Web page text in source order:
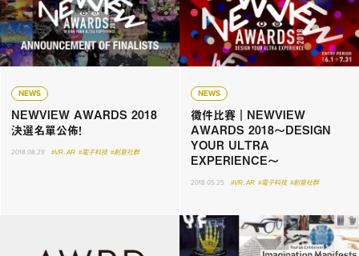
NEWS
NEWVIEW AWARDS 2018
決選名單公佈！
2018.08.29 #VR．AR #電子科技 #創意社群
NEWS
徵件比賽｜NEWVIEW
AWARDS 2018～DESIGN
YOUR ULTRA
EXPERIENCE～
2018.05.25 #VR．AR #電子科技 #創意社群